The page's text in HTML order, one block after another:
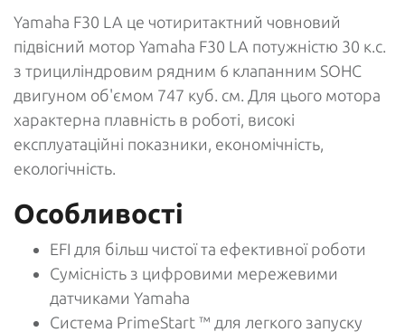
Yamaha F30 LA це чотиритактний човновий
підвісний мотор Yamaha F30 LA потужністю 30 к.с.
з трициліндровим рядним 6 клапанним SOHC
двигуном об'ємом 747 куб. см. Для цього мотора
характерна плавність в роботі, високі
експлуатаційні показники, економічність,
екологічність.
Особливості
EFI для більш чистої та ефективної роботи
Сумісність з цифровими мережевими
датчиками Yamaha
Система PrimeStart ™ для легкого запуску